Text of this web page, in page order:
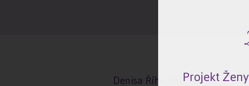
Denisa Říha Palečková:
Projekt